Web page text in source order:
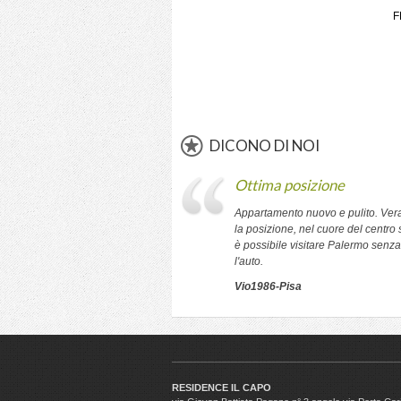
DICONO DI NOI
Ottima posizione
Appartamento nuovo e pulito.
la posizione, nel cuore del centro
è possibile visitare Palermo
l'auto.
Vio1986-Pisa
RESIDENCE IL CAPO